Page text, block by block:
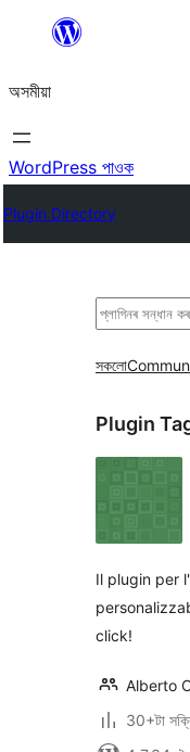
বিষয়বস্তুলৈ
যাওক
অসমীয়া
WordPress পাওক
Plugin Directory
সন্ধান
সকলো
Plugin
Il plugin per
click!
Alberto
30+টা